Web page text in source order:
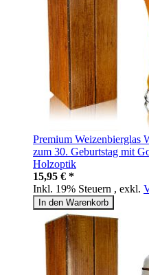
Premium Weizenbierglas
zum 30. Geburtstag mit
Holzoptik
15,95 € *
Inkl. 19% Steuern , exkl.
In den Warenkorb